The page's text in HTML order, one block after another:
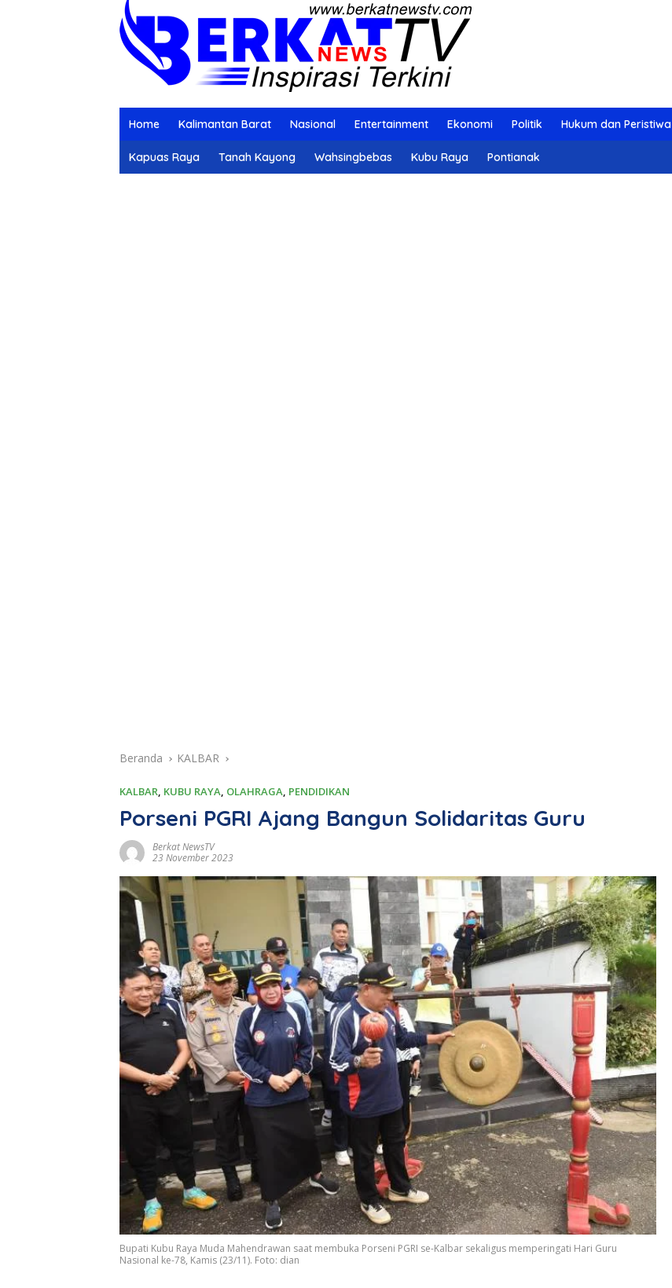
Home Kalimantan Barat Nasional Entertainment Ekonomi Politik Hukum dan Peristiwa
Kapuas Raya Tanah Kayong Wahsingbebas Kubu Raya Pontianak
Beranda KALBAR
KALBAR, KUBU RAYA, OLAHRAGA, PENDIDIKAN
Porseni PGRI Ajang Bangun Solidaritas Guru
Berkat NewsTV
23 November 2023
Bupati Kubu Raya Muda Mahendrawan saat membuka Porseni PGRI se-Kalbar sekaligus memperingati Hari Guru
Nasional ke-78, Kamis (23/11). Foto: dian